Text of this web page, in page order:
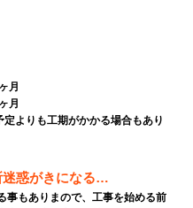
月
月
よりも工期がかかる場合もあり
迷惑がきになる…
事もありまので、工事を始める前